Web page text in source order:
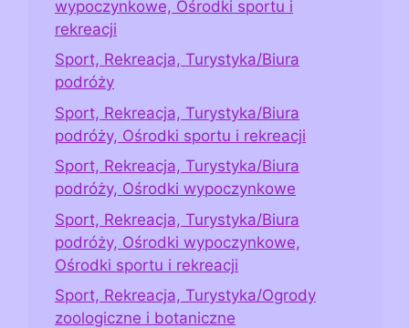
wypoczynkowe, Ośrodki sportu i
rekreacji
Sport, Rekreacja, Turystyka/Biura
podróży
Sport, Rekreacja, Turystyka/Biura
podróży, Ośrodki sportu i rekreacji
Sport, Rekreacja, Turystyka/Biura
podróży, Ośrodki wypoczynkowe
Sport, Rekreacja, Turystyka/Biura
podróży, Ośrodki wypoczynkowe,
Ośrodki sportu i rekreacji
Sport, Rekreacja, Turystyka/Ogrody
zoologiczne i botaniczne